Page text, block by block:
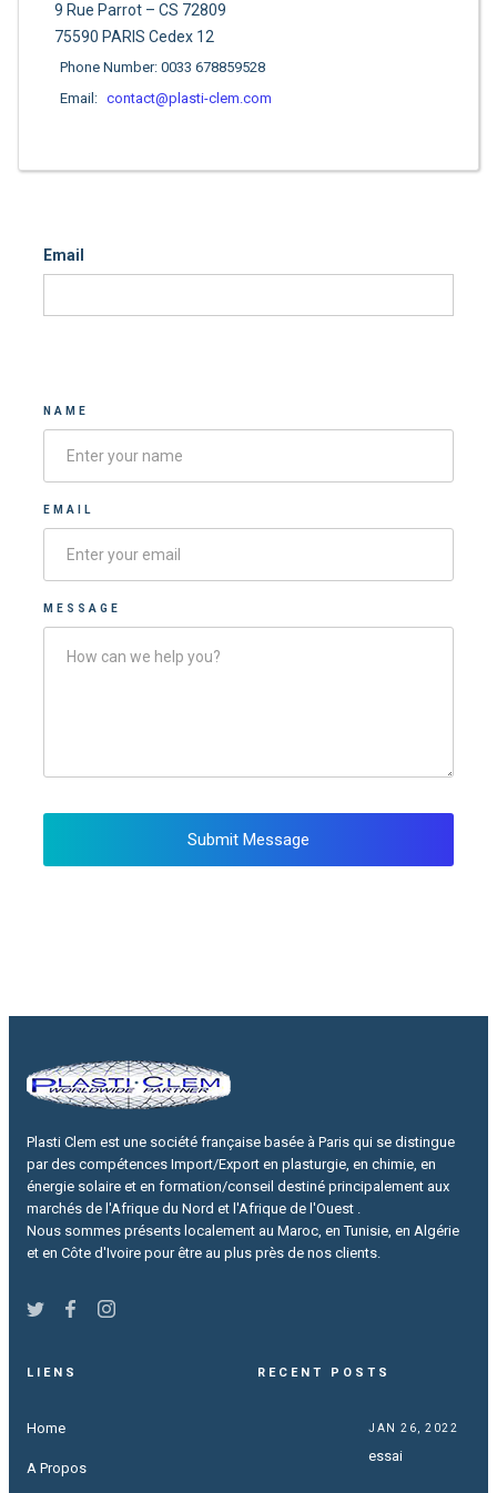
Email
NAME
EMAIL
MESSAGE
9 Rue Parrot – CS 72809
75590 PARIS Cedex 12
Phone Number: 0033 678859528
Email: contact@plasti-clem.com
Plasti Clem est une société française basée à Paris qui se distingue
par des compétences Import/Export en plasturgie, en chimie, en
énergie solaire et en formation/conseil destiné principalement aux
marchés de l'Afrique du Nord et l'Afrique de l'Ouest .
Nous sommes présents localement au Maroc, en Tunisie, en Algérie
et en Côte d'Ivoire pour être au plus près de nos clients.
LIENS
Home
A Propos
RECENT POSTS
JAN 26, 2022
essai